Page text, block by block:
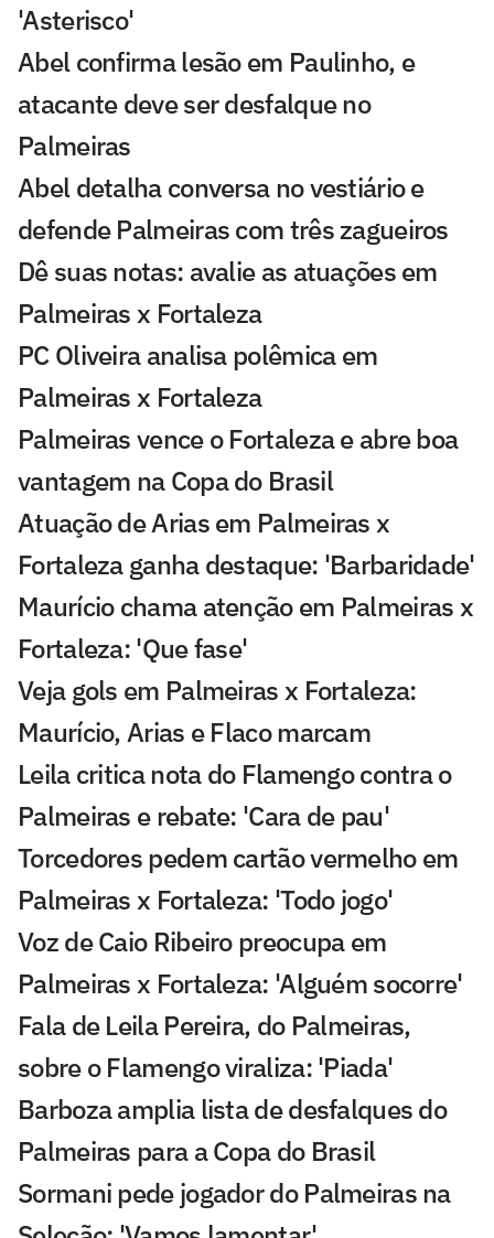
'Asterisco'
Abel confirma lesão em Paulinho, e
atacante deve ser desfalque no
Palmeiras
Abel detalha conversa no vestiário e
defende Palmeiras com três zagueiros
Dê suas notas: avalie as atuações em
Palmeiras x Fortaleza
PC Oliveira analisa polêmica em
Palmeiras x Fortaleza
Palmeiras vence o Fortaleza e abre boa
vantagem na Copa do Brasil
Atuação de Arias em Palmeiras x
Fortaleza ganha destaque: 'Barbaridade'
Maurício chama atenção em Palmeiras x
Fortaleza: 'Que fase'
Veja gols em Palmeiras x Fortaleza:
Maurício, Arias e Flaco marcam
Leila critica nota do Flamengo contra o
Palmeiras e rebate: 'Cara de pau'
Torcedores pedem cartão vermelho em
Palmeiras x Fortaleza: 'Todo jogo'
Voz de Caio Ribeiro preocupa em
Palmeiras x Fortaleza: 'Alguém socorre'
Fala de Leila Pereira, do Palmeiras,
sobre o Flamengo viraliza: 'Piada'
Barboza amplia lista de desfalques do
Palmeiras para a Copa do Brasil
Sormani pede jogador do Palmeiras na